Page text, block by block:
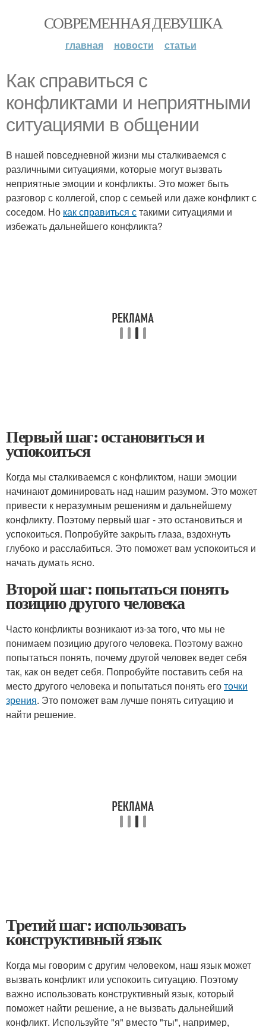
СОВРЕМЕННАЯ ДЕВУШКА
главная новости статьи
Как справиться с
конфликтами и неприятными
ситуациями в общении
В нашей повседневной жизни мы сталкиваемся с
различными ситуациями, которые могут вызвать
неприятные эмоции и конфликты. Это может быть
разговор с коллегой, спор с семьей или даже конфликт с
соседом. Но как справиться стакими ситуациями и
избежать дальнейшего конфликта?
Первый шаг: остановиться и
успокоиться
Когда мы сталкиваемся с конфликтом, наши эмоции
начинают доминировать над нашим разумом. Это может
привести к неразумным решениям и дальнейшему
конфликту. Поэтому первый шаг - это остановиться и
успокоиться. Попробуйте закрыть глаза, вздохнуть
глубоко и расслабиться. Это поможет вам успокоиться и
начать думать ясно.
Второй шаг: попытаться понять
позицию другого человека
Часто конфликты возникают из-за того, что мы не
понимаем позицию другого человека. Поэтому важно
попытаться понять, почему другой человек ведет себя
так, как он ведет себя. Попробуйте поставить себя на
место другого человека и попытаться понять еготочки
зрения. Это поможет вам лучше понять ситуацию и
найти решение.
Третий шаг: использовать
конструктивный язык
Когда мы говорим с другим человеком, наш язык может
вызвать конфликт или успокоить ситуацию. Поэтому
важно использовать конструктивный язык, который
поможет найти решение, а не вызвать дальнейший
конфликт. Используйте "я" вместо "ты", например,